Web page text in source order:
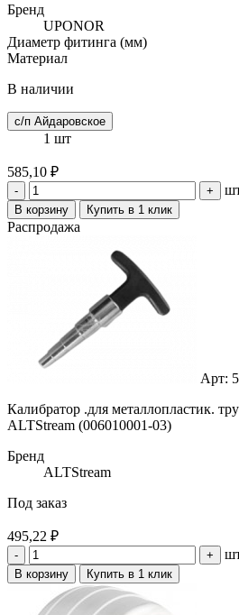
Бренд
UPONOR
Диаметр фитинга (мм)
Материал
В наличии
с/п Айдаровское
1 шт
585,10 ₽
- +
В корзину Купить в 1 клик
Распродажа
Арт:
Калибратор .для металлопластик.
ALTStream (006010001-03)
Бренд
ALTStream
Под заказ
495,22 ₽
- +
В корзину Купить в 1 клик